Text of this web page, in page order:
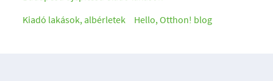
Kiadó lakások, albérletek
Hello, Otthon! blog